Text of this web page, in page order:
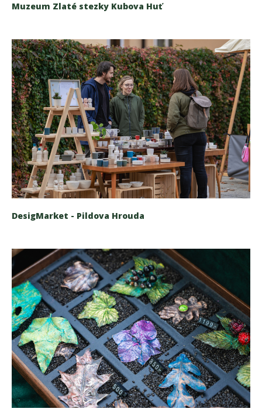
Muzeum Zlaté stezky Kubova Huť
DesigMarket - Pildova Hrouda